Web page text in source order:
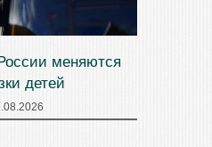
меняются
детей